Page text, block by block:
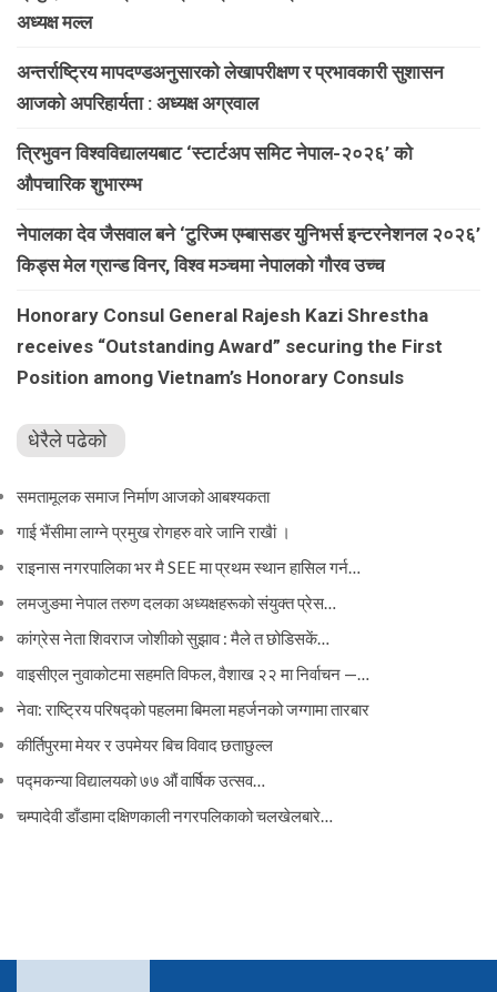
अध्यक्ष मल्ल
अन्तर्राष्ट्रिय मापदण्डअनुसारको लेखापरीक्षण र प्रभावकारी सुशासन
आजको अपरिहार्यता : अध्यक्ष अग्रवाल
त्रिभुवन विश्वविद्यालयबाट ‘स्टार्टअप समिट नेपाल-२०२६’ को
औपचारिक शुभारम्भ
नेपालका देव जैसवाल बने ‘टुरिज्म एम्बासडर युनिभर्स इन्टरनेशनल २०२६’
किड्स मेल ग्रान्ड विनर, विश्व मञ्चमा नेपालको गौरव उच्च
Honorary Consul General Rajesh Kazi Shrestha
receives “Outstanding Award” securing the First
Position among Vietnam’s Honorary Consuls
धेरैले पढेको
समतामूलक समाज निर्माण आजको आबश्यकता
गाई भैंसीमा लाग्ने प्रमुख रोगहरु वारे जानि राखैां ।
राइनास नगरपालिका भर मै SEE मा प्रथम स्थान हासिल गर्न…
लमजुङमा नेपाल तरुण दलका अध्यक्षहरूको संयुक्त प्रेस…
कांग्रेस नेता शिवराज जोशीको सुझाव : मैले त छोडिसकें…
वाइसीएल नुवाकोटमा सहमति विफल, वैशाख २२ मा निर्वाचन —…
नेवा: राष्ट्रिय परिषद्को पहलमा बिमला महर्जनको जग्गामा तारबार
कीर्तिपुरमा मेयर र उपमेयर बिच विवाद छताछुल्ल
पद्मकन्या विद्यालयको ७७ औं ‌‌वार्षिक ‌उत्सव…
चम्पादेवी डाँडामा दक्षिणकाली नगरपलिकाको चलखेलबारे…